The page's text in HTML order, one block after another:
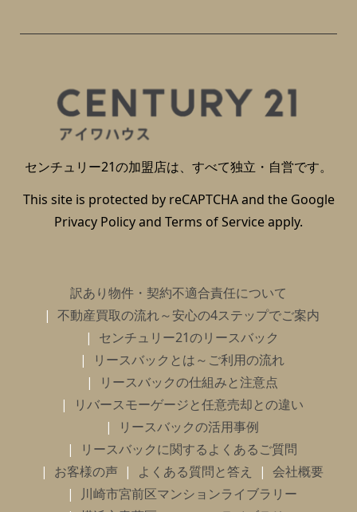
センチュリー21の加盟店は、すべて独立・自営です。
This site is protected by reCAPTCHA and the Google
Privacy Policyand Terms of Serviceapply.
訳あり物件・契約不適合責任について
不動産買取の流れ～安心の4ステップでご案内
センチュリー21のリースバック
リースバックとは～ご利用の流れ
リースバックの仕組みと注意点
リバースモーゲージと任意売却との違い
リースバックの活用事例
リースバックに関するよくあるご質問
お客様の声
よくある質問と答え
会社概要
川崎市宮前区マンションライブラリー